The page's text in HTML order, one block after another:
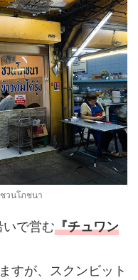
ชวนโภชนา
で営む『チュワン
すが、スクンビット